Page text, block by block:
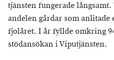
tjänsten fungerade
andelen gårdar som
fjolåret. I år fyllde omkring
stödansökan i Viputjänsten.